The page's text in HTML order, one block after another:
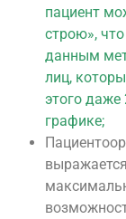
пациент
строю»,
данным
лиц,
этого
графике;